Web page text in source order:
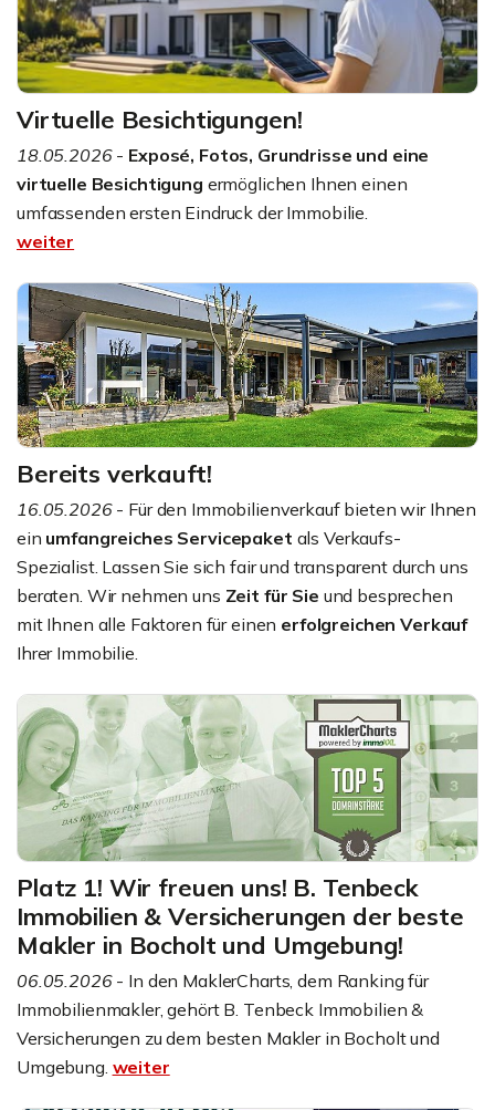
Virtuelle Besichtigungen!
18.05.2026- Exposé, Fotos, Grundrisse und eine
virtuelle Besichtigung ermöglichen Ihnen einen
umfassenden ersten Eindruck der Immobilie.
weiter
Bereits verkauft!
16.05.2026- Für den Immobilienverkauf bieten wir Ihnen
ein umfangreiches Servicepaket als Verkaufs-
Spezialist. Lassen Sie sich fair und transparent durch uns
beraten. Wir nehmen uns Zeit für Sie und besprechen
mit Ihnen alle Faktoren für einen erfolgreichen Verkauf
Ihrer Immobilie.
Platz 1! Wir freuen uns! B. Tenbeck
Immobilien & Versicherungen der beste
Makler in Bocholt und Umgebung!
06.05.2026- In den MaklerCharts, dem Ranking für
Immobilienmakler, gehört B. Tenbeck Immobilien &
Versicherungen zu dem besten Makler in Bocholt und
Umgebung. weiter